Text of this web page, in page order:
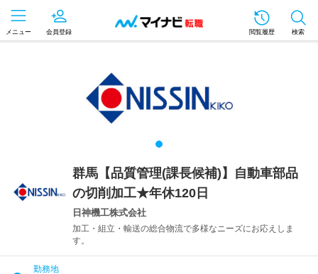
メニュー 会員登録 閲覧履歴 検索
群馬【品質管理(課長候補)】自動車部品
の切削加工★年休120日
日神機工株式会社
加工・組立・輸送の総合物流で多様なニーズにお応えしま
す。
勤務地